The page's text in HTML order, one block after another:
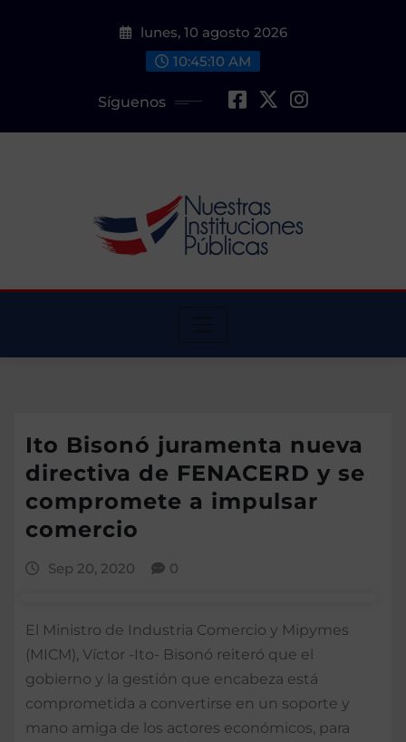
lunes, 10 agosto 2026
10:45:11 AM
Síguenos
Ito Bisonó juramenta nueva
directiva de FENACERD y se
compromete a impulsar
comercio
Sep 20, 2020 0
El Ministro de Industria Comercio y Mipymes
(MICM), Víctor -Ito- Bisonó reiteró que el
gobierno y la gestión que encabeza está
comprometida a convertirse en un soporte y
mano amiga de los actores económicos, para